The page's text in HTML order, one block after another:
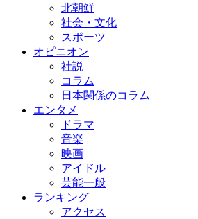
北朝鮮
社会・文化
スポーツ
オピニオン
社説
コラム
日本関係のコラム
エンタメ
ドラマ
音楽
映画
アイドル
芸能一般
ランキング
アクセス